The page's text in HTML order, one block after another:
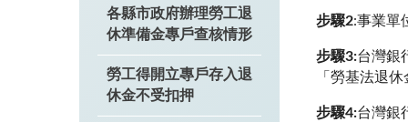
各縣市政府辦理勞工退
休準備金專戶查核情形
勞工得開立專戶存入退
休金不受扣押
步驟2:事業單
步驟3:台灣銀
「勞基法退
步驟4:台灣銀